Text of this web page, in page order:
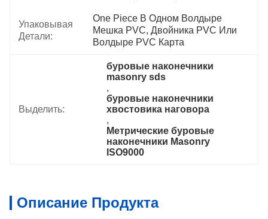
Упаковывая
Детали:
One Piece В Одном Волдыре
Мешка PVC, Двойника PVC Или
Волдыре PVC Карта
Выделить:
буровые наконечники
masonry sds
,
буровые наконечники
хвостовика наговора
,
Метрические буровые
наконечники Masonry
ISO9000
Описание Продукта